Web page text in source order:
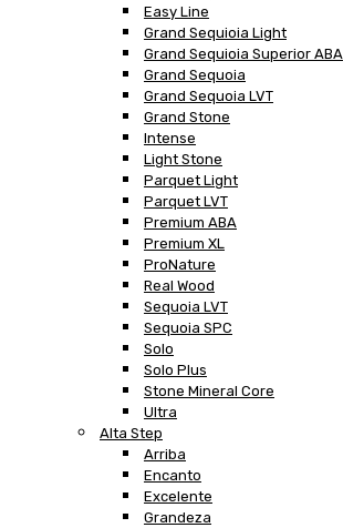
Easy Line
Grand Sequioia Light
Grand Sequioia Superior ABA
Grand Sequoia
Grand Sequoia LVT
Grand Stone
Intense
Light Stone
Parquet Light
Parquet LVT
Premium ABA
Premium XL
ProNature
Real Wood
Sequoia LVT
Sequoia SPC
Solo
Solo Plus
Stone Mineral Core
Ultra
Alta Step
Arriba
Encanto
Excelente
Grandeza